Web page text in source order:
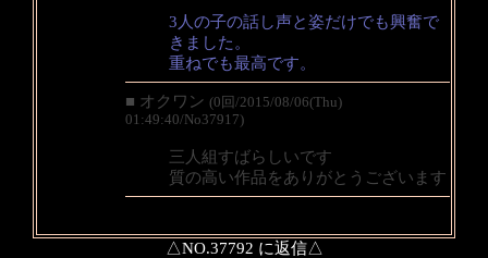
3人の子の話し声と姿だけでも興奮で
きました。
重ねでも最高です。
■ オクワン (0回/2015/08/06(Thu)
01:49:40/No37917)
三人組すばらしいです
質の高い作品をありがとうございます
△NO.37792 に返信△